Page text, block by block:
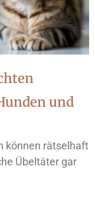
und
können rätselhaft
Übeltäter gar